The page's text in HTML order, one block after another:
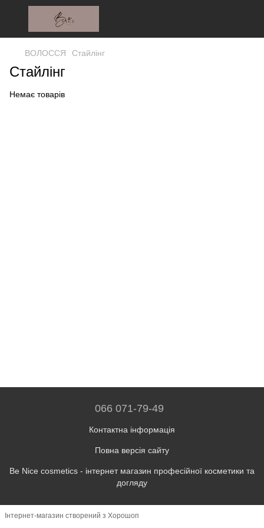
ВОЛОССЯ Стайлінг
Стайлінг
Немає товарів
066 071-79-49
Контактна інформація
Повна версія сайту
Be Nice cosmetics - інтернет магазин професійної косметики та
догляду
Інтернет-магазин створений з Хорошоп